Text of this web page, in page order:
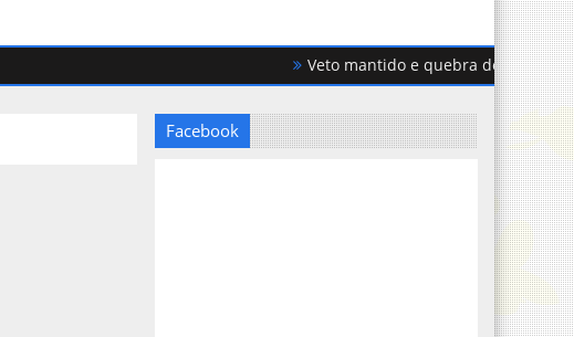
Veto mantido e quebra de acordo
Facebook